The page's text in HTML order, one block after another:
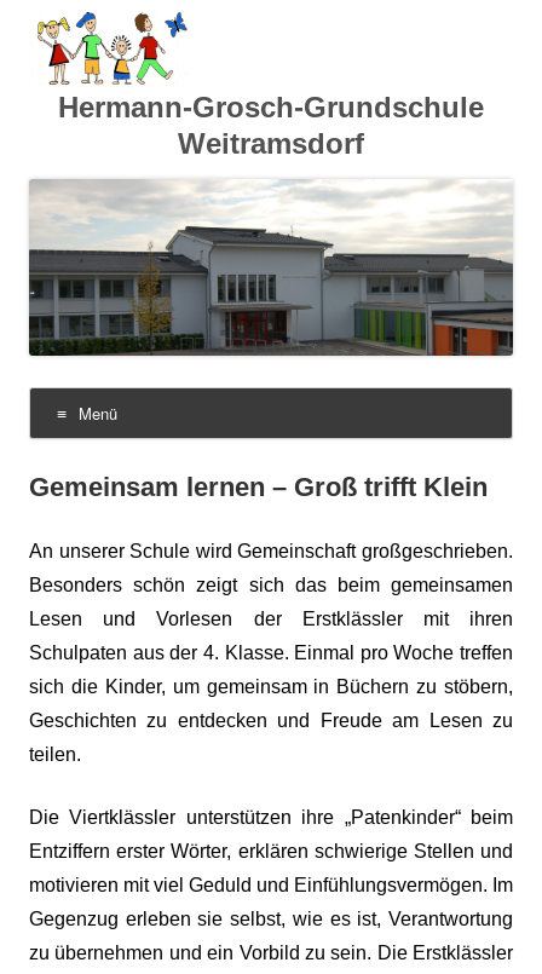
Hermann-Grosch-Grundschule
Weitramsdorf
Menü
springen
Gemeinsam lernen – Groß trifft Klein
An unserer Schule wird Gemeinschaft großgeschrieben.
Besonders schön zeigt sich das beim gemeinsamen
Lesen und Vorlesen der Erstklässler mit ihren
Schulpaten aus der 4. Klasse. Einmal pro Woche treffen
sich die Kinder, um gemeinsam in Büchern zu stöbern,
Geschichten zu entdecken und Freude am Lesen zu
teilen.
Die Viertklässler unterstützen ihre „Patenkinder“ beim
Entziffern erster Wörter, erklären schwierige Stellen und
motivieren mit viel Geduld und Einfühlungsvermögen. Im
Gegenzug erleben sie selbst, wie es ist, Verantwortung
zu übernehmen und ein Vorbild zu sein. Die Erstklässler